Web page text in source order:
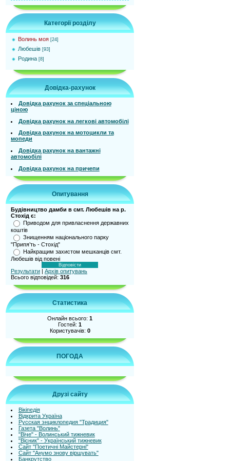
Категорії розділу
Волинь моя [24]
Любешів [93]
Родина [8]
Довідка-рахунок
Довідка рахунок за спеціальною
ціною
Довідка рахунок на легкові автомобілі
Довідка рахунок на мотоцикли та
мопеди
Довідка рахунок на вантажні
автомобілі
Довідка рахунок на причепи
Опитування
Будівництво дамби в смт. Любешів на р.
Стохід є:
Приводом для привласнення державних
коштів
Знищенням національного парку
"Припя’ть - Стохід"
Найкращим захистом мешканців смт.
Любешів від повені
Результати | Архів опитувань
Всього відповідей: 316
Статистика
Онлайн всього: 1
Гостей: 1
Користувачів: 0
ПОГОДА
Друзі сайту
Вікіпедія
Відкрита Україна
Русская энциклопедия "Традиция"
Газета "Волинь"
"Віче" - Волинський тижневик
"Вісник" - Український тижневик
Сайт "Поетичні Майстерні"
Сайт "Анумо знову віршувать"
Банкрутство